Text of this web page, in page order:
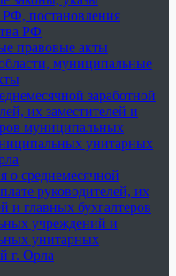
РФ, постановления
РФ
правовые акты
муниципальные
заработной
их заместителей и
муниципальных
унитарных
о среднемесячной
руководителей, их
и главных бухгалтеров
учреждений и
унитарных
г. Орла